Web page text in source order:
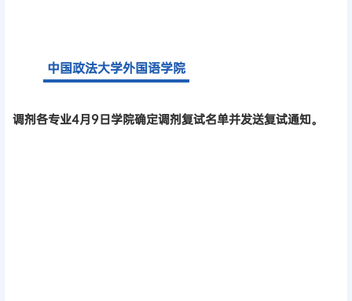
中国政法大学外国语学院
调剂各专业4月9日学院确定调剂复试名单并发送复试通知。